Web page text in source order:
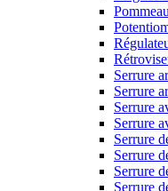
Serrure
Serrure
Serrure
Serrure
Serrure
Serrure
Serrure
Serrure